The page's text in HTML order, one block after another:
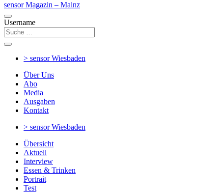
sensor Magazin – Mainz
Username
> sensorWiesbaden
Über Uns
Abo
Media
Ausgaben
Kontakt
> sensorWiesbaden
Übersicht
Aktuell
Interview
Essen & Trinken
Portrait
Test